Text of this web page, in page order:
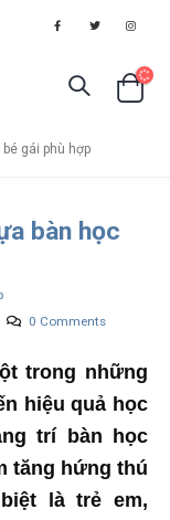
gái phù hợp
bàn học
0 Comments
trong những
hiệu quả học
trí bàn học
tăng hứng thú
là trẻ em,